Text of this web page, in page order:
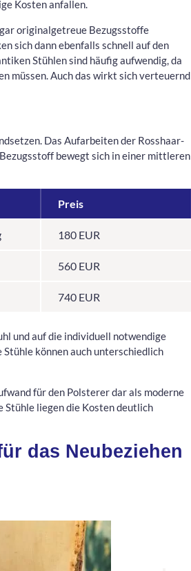
Kosten anfallen.
originalgetreue Bezugsstoffe
sich dann ebenfalls schnell auf den
Stühlen sind häufig aufwendig, da
müssen. Auch das wirkt sich verteuernd
Das Aufarbeiten der Rosshaar-
bewegt sich in einer mittleren
Preis
180 EUR
560 EUR
740 EUR
und auf die individuell notwendige
können auch unterschiedlich
für den Polsterer dar als moderne
Stühle liegen die Kosten deutlich
das Neubeziehen